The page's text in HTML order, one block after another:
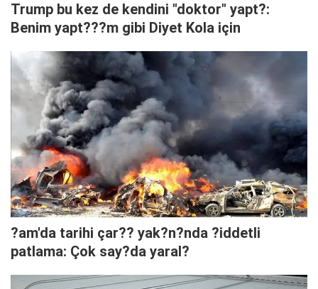
Trump bu kez de kendini "doktor" yapt?:
Benim yapt???m gibi Diyet Kola için
?am'da tarihi çar?? yak?n?nda ?iddetli
patlama: Çok say?da yaral?